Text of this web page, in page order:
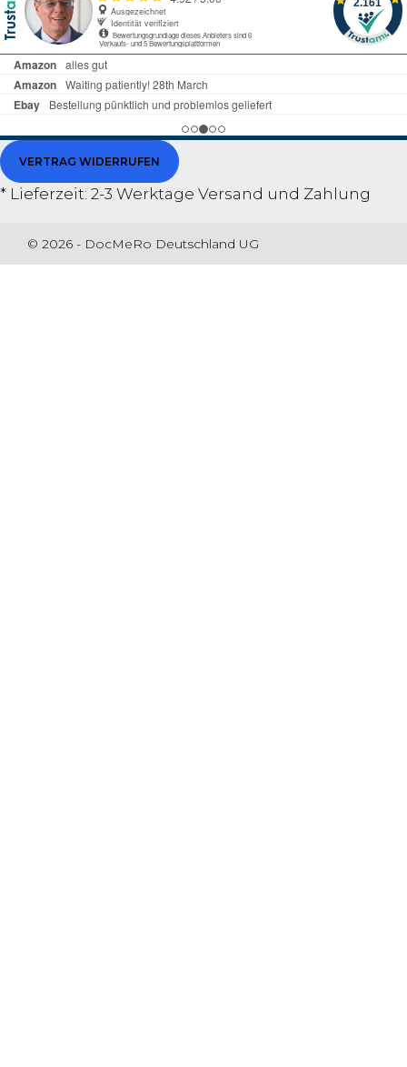
VERTRAG WIDERRUFEN
* Lieferzeit: 2-3 Werktage Versand und Zahlung
© 2026 - DocMeRo Deutschland UG